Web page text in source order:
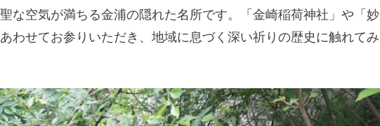
な空気が満ちる金浦の隠れた名所です。「金崎稲荷神社」や「妙
わせてお参りいただき、地域に息づく深い祈りの歴史に触れてみ